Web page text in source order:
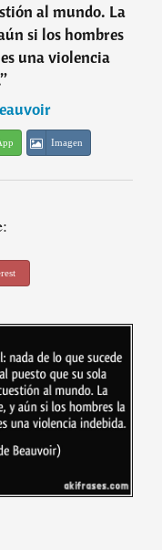
al mundo. La
si los hombres
una violencia
”
Imagen